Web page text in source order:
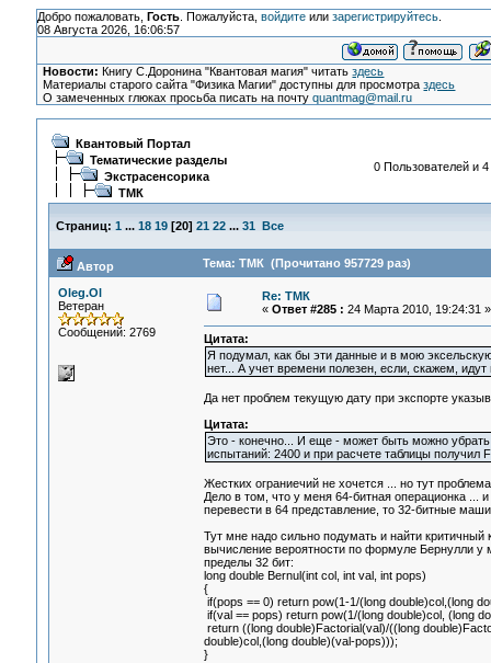
Добро пожаловать, Гость. Пожалуйста, войдитеили зарегистрируйтесь.
08 Августа 2026, 16:06:57
Новости: Книгу С.Доронина "Квантовая магия" читатьздесь
Материалы старого сайта "Физика Магии" доступны для просмотраздесь
О замеченных глюках просьба писать на почтуquantmag@mail.ru
Квантовый Портал
Тематические разделы
Экстрасенсорика
ТМК
0 Пользователей и
Страниц: 1 ... 18 19[20] 21 22 ... 31 Все
Автор Тема: ТМК (Прочитано 957729 раз)
Oleg.Ol
Ветеран
Сообщений: 2769
Re: ТМК
« Ответ #285 : 24 Марта 2010, 19:24:31 »
Цитата:
Я подумал, как бы эти данные и в мою
нет... А учет времени полезен, если, скажем,
Да нет проблем текущую дату при экспорте
Цитата:
Это - конечно... И еще - может быть можно убрать
испытаний: 2400 и при расчете таблицы получил
Жестких ограниечий не хочется ... но тут
Дело в том, что у меня 64-битная операционка ...
перевести в 64 представление, то 32-битные
Тут мне надо сильно подумать и найти критичный
вычисление вероятности по формуле Бернулли у
пределы 32 бит:
long double Bernul(int col, int val, int pops)
{
if(pops == 0) return pow(1-1/(long double)col,(long
if(val == pops) return pow(1/(long double)col, (long
return ((long double)Factorial(val)/((long
double)col,(long double)(val-pops)));
}